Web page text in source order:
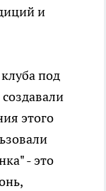
и
под
этого
- это